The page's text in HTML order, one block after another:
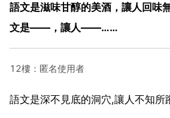
語文是滋味甘醇的美酒，讓人回味
文是——，讓人——……
12樓：匿名使用者
語文是深不見底的洞穴,讓人不知所